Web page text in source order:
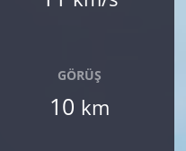
GÖRÜŞ
10 km